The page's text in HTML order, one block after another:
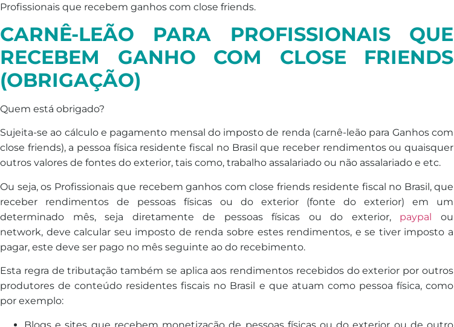
Profissionais que recebem ganhos com close friends.
CARNÊ-LEÃO PARA PROFISSIONAIS QUE
RECEBEM GANHO COM CLOSE FRIENDS
(OBRIGAÇÃO)
Quem está obrigado?
Sujeita-se ao cálculo e pagamento mensal do imposto de renda (carnê-leão para Ganhos com
close friends), a pessoa física residente fiscal no Brasil que receber rendimentos ou quaisquer
outros valores de fontes do exterior, tais como, trabalho assalariado ou não assalariado e etc.
Ou seja, os Profissionais que recebem ganhos com close friends residente fiscal no Brasil, que
receber rendimentos de pessoas físicas ou do exterior (fonte do exterior) em um
determinado mês, seja diretamente de pessoas físicas ou do exterior, paypal ou
network, deve calcular seu imposto de renda sobre estes rendimentos, e se tiver imposto a
pagar, este deve ser pago no mês seguinte ao do recebimento.
Esta regra de tributação também se aplica aos rendimentos recebidos do exterior por outros
produtoresde conteúdo residentes fiscais no Brasil e que atuam como pessoa física, como
por exemplo:
Blogs e sites que recebem monetização de pessoas físicas ou do exterior ou de outro